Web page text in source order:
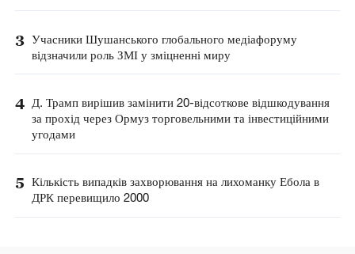
3 Учасники Шушанського глобального медіафоруму
відзначили роль ЗМІ у зміцненні миру
4 Д. Трамп вирішив замінити 20-відсоткове відшкодування
за прохід через Ормуз торговельними та інвестиційними
угодами
5 Кількість випадків захворювання на лихоманку Ебола в
ДРК перевищило 2000